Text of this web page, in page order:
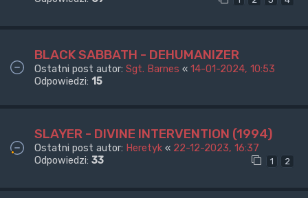
BLACK SABBATH - DEHUMANIZER
Ostatni post autor: Sgt. Barnes « 14-01-2024, 10:53
Odpowiedzi: 15
SLAYER - DIVINE INTERVENTION (1994)
Ostatni post autor: Heretyk « 22-12-2023, 16:37
Odpowiedzi: 33 1 2